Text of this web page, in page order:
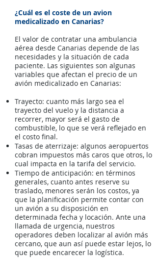
¿Cuál es el coste de un avion
medicalizado en Canarias?
El valor de contratar una ambulancia
aérea desde Canarias depende de las
necesidades y la situación de cada
paciente. Las siguientes son algunas
variables que afectan el precio de un
avión medicalizado en Canarias:
Trayecto: cuanto más largo sea el
trayecto del vuelo y la distancia a
recorrer, mayor será el gasto de
combustible, lo que se verá reflejado en
el costo final.
Tasas de aterrizaje: algunos aeropuertos
cobran impuestos más caros que otros, lo
cual impacta en la tarifa del servicio.
Tiempo de anticipación: en términos
generales, cuanto antes reserve su
traslado, menores serán los costos, ya
que la planificación permite contar con
un avión a su disposición en
determinada fecha y locación. Ante una
llamada de urgencia, nuestros
operadores deben localizar al avión más
cercano, que aun así puede estar lejos, lo
que puede encarecer la logística.